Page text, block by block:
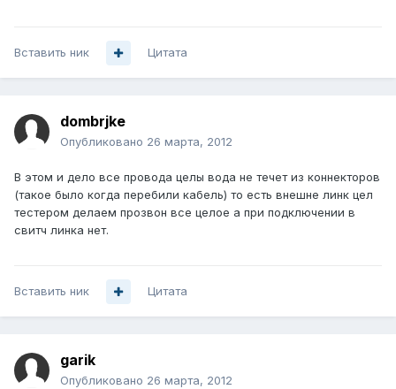
Вставить ник Цитата
dombrjke
Опубликовано 26 марта, 2012
В этом и дело все провода целы вода не течет из коннекторов
(такое было когда перебили кабель) то есть внешне линк цел
тестером делаем прозвон все целое а при подключении в
свитч линка нет.
Вставить ник Цитата
garik
Опубликовано 26 марта, 2012